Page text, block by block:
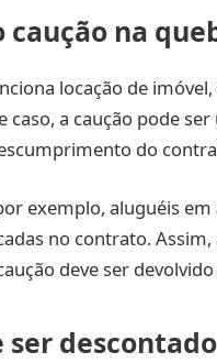
caução na
locação de
caso, a caução pode
do
exemplo, aluguéis
no contrato.
deve ser
ser